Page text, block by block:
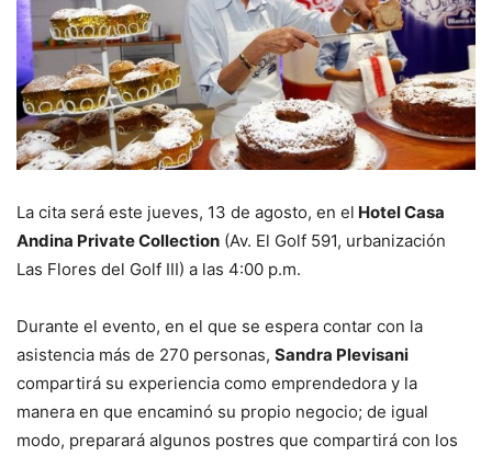
La cita será este jueves, 13 de agosto, en el Hotel Casa
Andina Private Collection (Av. El Golf 591, urbanización
Las Flores del Golf III) a las 4:00 p.m.
Durante el evento, en el que se espera contar con la
asistencia más de 270 personas, Sandra Plevisani
compartirá su experiencia como emprendedora y la
manera en que encaminó su propio negocio; de igual
modo, preparará algunos postres que compartirá con los